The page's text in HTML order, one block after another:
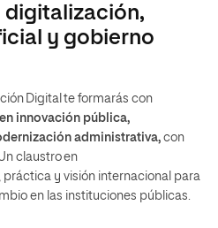
digitalización,
y gobierno
Digital te formarás con
innovación pública,
administrativa, con
claustro en
práctica y visión internacional para
en las instituciones públicas.